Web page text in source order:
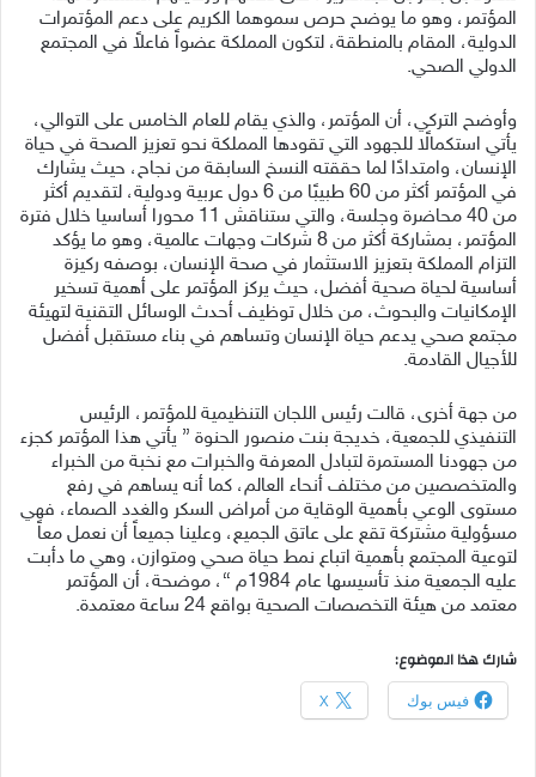
المؤتمر، وهو ما يوضح حرص سموهما الكريم على دعم المؤتمرات
الدولية، المقام بالمنطقة، لتكون المملكة عضواً فاعلاً في المجتمع
الدولي الصحي.
وأوضح التركي، أن المؤتمر، والذي يقام للعام الخامس على التوالي،
يأتي استكمالًا للجهود التي تقودها المملكة نحو تعزيز الصحة في حياة
الإنسان، وامتدادًا لما حققته النسخ السابقة من نجاح، حيث يشارك
في المؤتمر أكثر من 60 طبيبًا من 6 دول عربية ودولية، لتقديم أكثر
من 40 محاضرة وجلسة، والتي ستناقش 11 محورا أساسيا خلال فترة
المؤتمر، بمشاركة أكثر من 8 شركات وجهات عالمية، وهو ما يؤكد
التزام المملكة بتعزيز الاستثمار في صحة الإنسان، بوصفه ركيزة
أساسية لحياة صحية أفضل، حيث يركز المؤتمر على أهمية تسخير
الإمكانيات والبحوث، من خلال توظيف أحدث الوسائل التقنية لتهيئة
مجتمع صحي يدعم حياة الإنسان وتساهم في بناء مستقبل أفضل
للأجيال القادمة.
من جهة أخرى، قالت رئيس اللجان التنظيمية للمؤتمر، الرئيس
التنفيذي للجمعية، خديجة بنت منصور الحنوة ” يأتي هذا المؤتمر كجزء
من جهودنا المستمرة لتبادل المعرفة والخبرات مع نخبة من الخبراء
والمتخصصين من مختلف أنحاء العالم، كما أنه يساهم في رفع
مستوى الوعي بأهمية الوقاية من أمراض السكر والغدد الصماء، فهي
مسؤولية مشتركة تقع على عاتق الجميع، وعلينا جميعاً أن نعمل معاً
لتوعية المجتمع بأهمية اتباع نمط حياة صحي ومتوازن، وهي ما دأبت
عليه الجمعية منذ تأسيسها عام 1984م “، موضحة، أن المؤتمر
معتمد من هيئة التخصصات الصحية بواقع 24 ساعة معتمدة.
شارك هذا الموضوع:
فيس بوك X